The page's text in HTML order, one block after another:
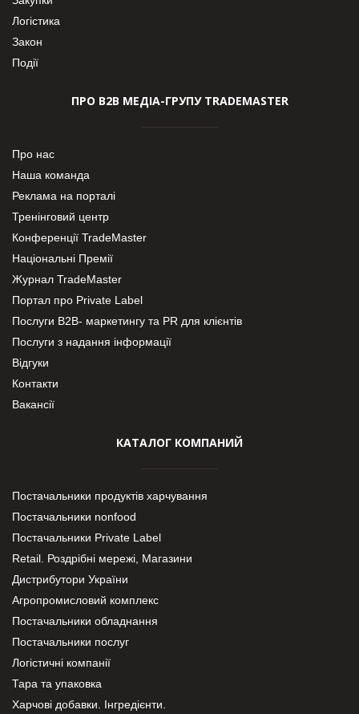
Логістика
Закон
Події
ПРО В2В МЕДІА-ГРУПУ TRADEMASTER
Про нас
Наша команда
Реклама на порталі
Тренінговий центр
Конференції TradeMaster
Національні Премії
Журнал TradeMaster
Портал про Private Label
Послуги В2В- маркетингу та PR для клієнтів
Послуги з надання інформації
Відгуки
Контакти
Вакансії
КАТАЛОГ КОМПАНИЙ
Постачальники продуктів харчування
Постачальники nonfood
Постачальники Private Label
Retail. Роздрібні мережі, Магазини
Дистрибутори України
Агропромисловий комплекс
Постачальники обладнання
Постачальники послуг
Логістичні компанії
Тара та упаковка
Харчові добавки. Інгредієнти.